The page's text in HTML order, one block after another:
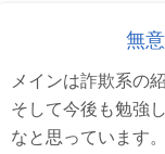
無
メインは詐欺系の
そして今後も勉強
なと思っています